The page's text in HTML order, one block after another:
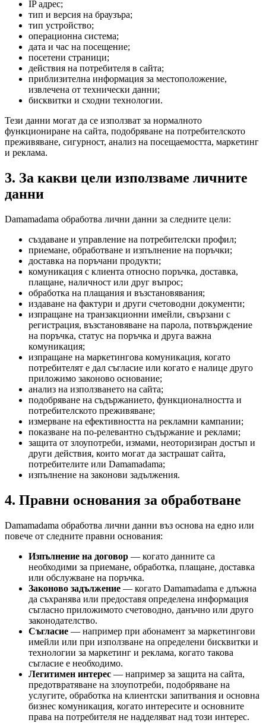
IP адрес;
тип и версия на браузъра;
тип устройство;
операционна система;
дата и час на посещение;
посетени страници;
действия на потребителя в сайта;
приблизителна информация за местоположение,
извлечена от технически данни;
бисквитки и сходни технологии.
Тези данни могат да се използват за нормалното
функциониране на сайта, подобряване на потребителското
преживяване, сигурност, анализ на посещаемостта, маркетинг
и реклама.
3. За какви цели използваме личните
данни
Damamadama обработва лични данни за следните цели:
създаване и управление на потребителски профил;
приемане, обработване и изпълнение на поръчки;
доставка на поръчани продукти;
комуникация с клиента относно поръчка, доставка,
плащане, наличност или друг въпрос;
обработка на плащания и възстановявания;
издаване на фактури и други счетоводни документи;
изпращане на транзакционни имейли, свързани с
регистрация, възстановяване на парола, потвърждение
на поръчка, статус на поръчка и друга важна
комуникация;
изпращане на маркетингова комуникация, когато
потребителят е дал съгласие или когато е налице друго
приложимо законово основание;
анализ на използването на сайта;
подобряване на съдържанието, функционалността и
потребителското преживяване;
измерване на ефективността на рекламни кампании;
показване на по-релевантно съдържание и реклами;
защита от злоупотреби, измами, неоторизиран достъп и
други действия, които могат да застрашат сайта,
потребителите или Damamadama;
изпълнение на законови задължения.
4. Правни основания за обработване
Damamadama обработва лични данни въз основа на едно или
повече от следните правни основания:
Изпълнение на договор — когато данните са
необходими за приемане, обработка, плащане, доставка
или обслужване на поръчка.
Законово задължение — когато Damamadama е длъжна
да съхранява или предоставя определена информация
съгласно приложимото счетоводно, данъчно или друго
законодателство.
Съгласие — например при абонамент за маркетингови
имейли или при използване на определени бисквитки и
технологии за маркетинг и реклама, когато такова
съгласие е необходимо.
Легитимен интерес — например за защита на сайта,
предотвратяване на злоупотреби, подобряване на
услугите, обработка на клиентски запитвания и основна
бизнес комуникация, когато интересите и основните
права на потребителя не надделяват над този интерес.